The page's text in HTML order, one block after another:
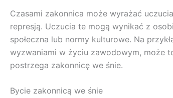
Czasami zakonnica może wyrażać
represją. Uczucia te mogą wynikać z
społeczna lub normy kulturowe. Na
wyzwaniami w życiu zawodowym, może
postrzega zakonnicę we śnie.
Bycie zakonnicą we śnie